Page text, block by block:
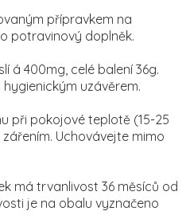
přípravkem na
potravinový doplněk.
á 400mg, celé balení 36g.
uzávěrem.
při pokojové teplotě (15-25
Uchovávejte mimo
má trvanlivost 36 měsíců od
je na obalu vyznačeno